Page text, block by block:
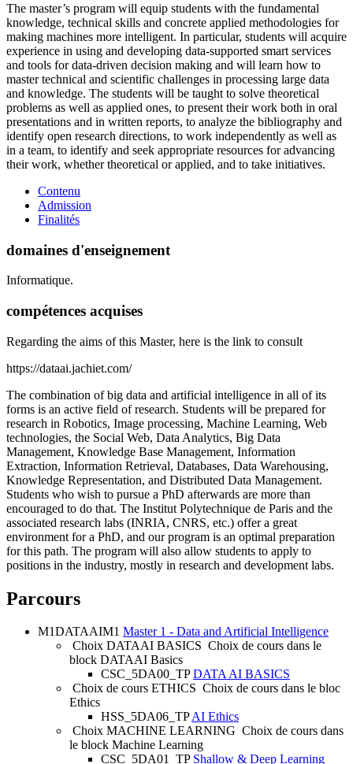
The master’s program will equip students with the fundamental
knowledge, technical skills and concrete applied methodologies for
making machines more intelligent. In particular, students will acquire
experience in using and developing data-supported smart services
and tools for data-driven decision making and will learn how to
master technical and scientific challenges in processing large data
and knowledge. The students will be taught to solve theoretical
problems as well as applied ones, to present their work both in oral
presentations and in written reports, to analyze the bibliography and
identify open research directions, to work independently as well as
in a team, to identify and seek appropriate resources for advancing
their work, whether theoretical or applied, and to take initiatives.
Contenu
Admission
Finalités
domaines d'enseignement
Informatique.
compétences acquises
Regarding the aims of this Master, here is the link to consult
https://dataai.jachiet.com/
The combination of big data and artificial intelligence in all of its
forms is an active field of research. Students will be prepared for
research in Robotics, Image processing, Machine Learning, Web
technologies, the Social Web, Data Analytics, Big Data
Management, Knowledge Base Management, Information
Extraction, Information Retrieval, Databases, Data Warehousing,
Knowledge Representation, and Distributed Data Management.
Students who wish to pursue a PhD afterwards are more than
encouraged to do that. The Institut Polytechnique de Paris and the
associated research labs (INRIA, CNRS, etc.) offer a great
environment for a PhD, and our program is an optimal preparation
for this path. The program will also allow students to apply to
positions in the industry, mostly in research and development labs.
Parcours
M1DATAAIM1 Master 1 - Data and Artificial Intelligence
Choix DATAAI BASICS Choix de cours dans le
block DATAAI Basics
CSC_5DA00_TP DATA AI BASICS
Choix de cours ETHICS Choix de cours dans le bloc
Ethics
HSS_5DA06_TPAI Ethics
Choix MACHINE LEARNING Choix de cours dans
le block Machine Learning
CSC_5DA01_TP Shallow & Deep Learning